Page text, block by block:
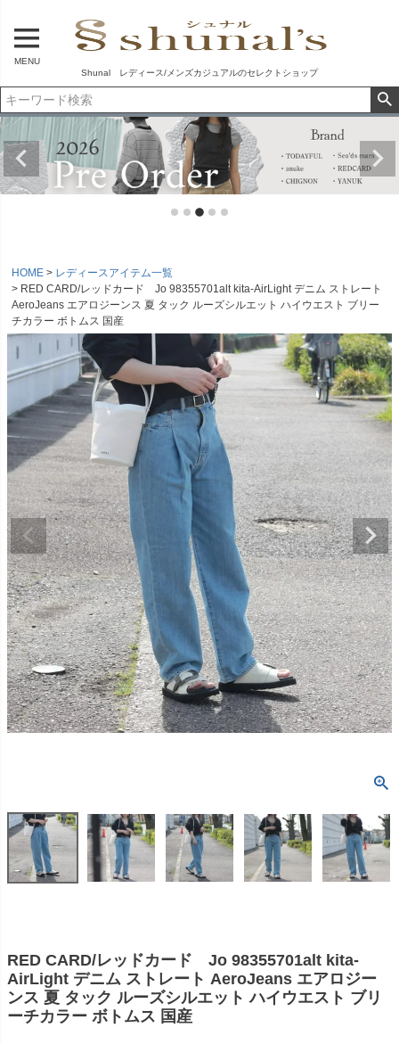
MENU
Shunal レディース/メンズカジュアルのセレクトショップ
HOME
レディースアイテム一覧
RED CARD/レッドカード Jo 98355701alt kita-AirLight デニム ストレート
AeroJeans エアロジーンス 夏 タック ルーズシルエット ハイウエスト ブリー
チカラー ボトムス 国産
RED CARD/レッドカード Jo 98355701alt kita-
AirLight デニム ストレート AeroJeans エアロジー
ンス 夏 タック ルーズシルエット ハイウエスト ブリ
ーチカラー ボトムス 国産